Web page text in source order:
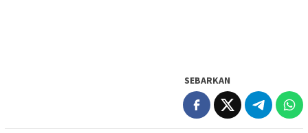
SEBARKAN